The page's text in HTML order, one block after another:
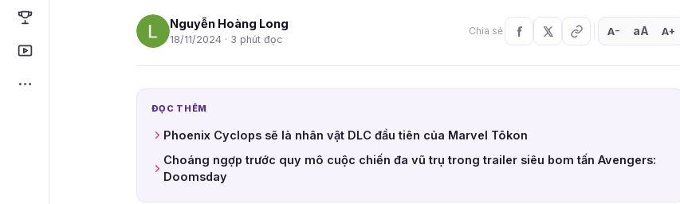
Nguyễn Hoàng Long
18/11/2024 · 3 phút đọc
Chia sẻ A− aA A+
ĐỌC THÊM
Phoenix Cyclops sẽ là nhân vật DLC đầu tiên của Marvel Tōkon
Choáng ngợp trước quy mô cuộc chiến đa vũ trụ trong trailer siêu bom tấn Avengers:
Doomsday